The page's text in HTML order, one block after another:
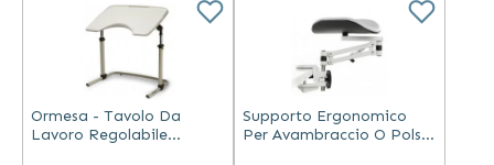
Ormesa - Tavolo Da
Lavoro Regolabile
Supporto Ergonomico
Per Avambraccio O Polso